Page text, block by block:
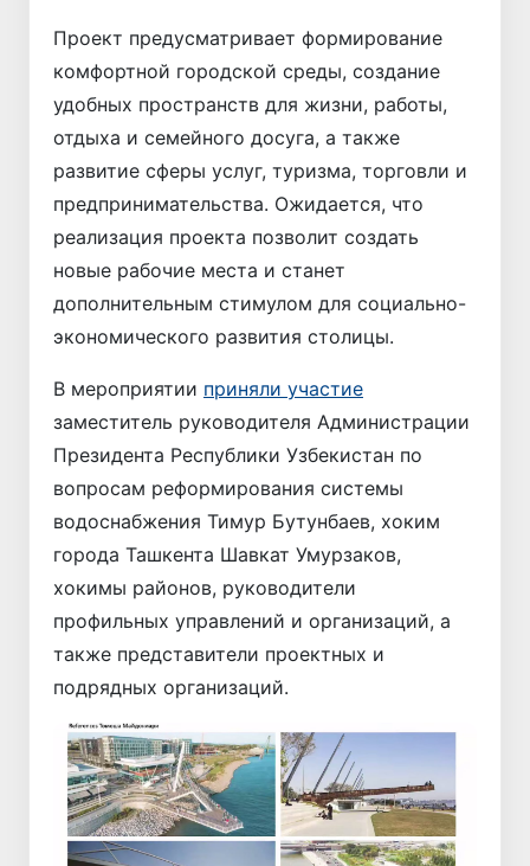
Проект предусматривает формирование
комфортной городской среды, создание
удобных пространств для жизни, работы,
отдыха и семейного досуга, а также
развитие сферы услуг, туризма, торговли и
предпринимательства. Ожидается, что
реализация проекта позволит создать
новые рабочие места и станет
дополнительным стимулом для социально-
экономического развития столицы.
В мероприятии приняли участие
заместитель руководителя Администрации
Президента Республики Узбекистан по
вопросам реформирования системы
водоснабжения Тимур Бутунбаев, хоким
города Ташкента Шавкат Умурзаков,
хокимы районов, руководители
профильных управлений и организаций, а
также представители проектных и
подрядных организаций.